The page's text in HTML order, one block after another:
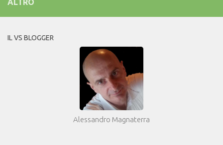
ALTRO
IL VS BLOGGER
Alessandro Magnaterra